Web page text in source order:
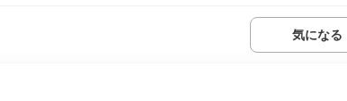
気になる